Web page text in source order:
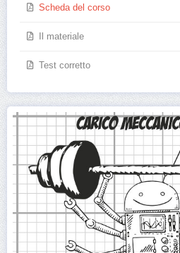
Scheda del corso
Il materiale
Test corretto